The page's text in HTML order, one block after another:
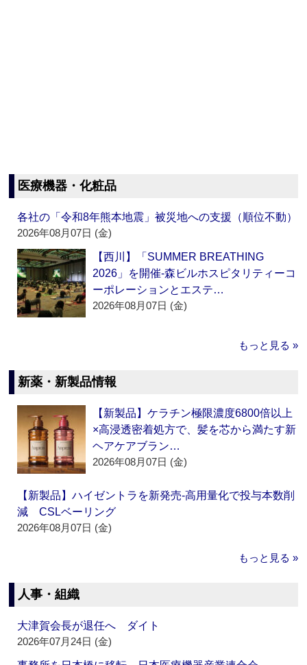
医療機器・化粧品
各社の「令和8年熊本地震」被災地への支援（順位不動）
2026年08月07日 (金)
【西川】「SUMMER BREATHING
2026」を開催‐森ビルホスピタリティーコ
ーポレーションとエステ…
2026年08月07日 (金)
もっと見る »
新薬・新製品情報
【新製品】ケラチン極限濃度6800倍以上
×高浸透密着処方で、髪を芯から満たす新
ヘアケアブラン…
2026年08月07日 (金)
【新製品】ハイゼントラを新発売‐高用量化で投与本数削
減 CSLベーリング
2026年08月07日 (金)
もっと見る »
人事・組織
大津賀会長が退任へ ダイト
2026年07月24日 (金)